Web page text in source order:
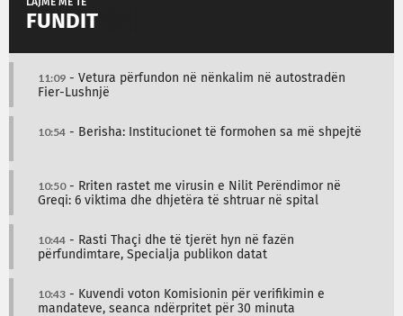
LAJME MË TË
FUNDIT
11:09 - Vetura përfundon në nënkalim në autostradën
Fier-Lushnjë
10:54 - Berisha: Institucionet të formohen sa më shpejtë
10:50- Rriten rastet me virusin e Nilit Perëndimor në
Greqi: 6 viktima dhe dhjetëra të shtruar në spital
10:44 - Rasti Thaçi dhe të tjerët hyn në fazën
përfundimtare, Specialja publikon datat
10:43 - Kuvendi voton Komisionin për verifikimin e
mandateve, seanca ndërpritet për 30 minuta